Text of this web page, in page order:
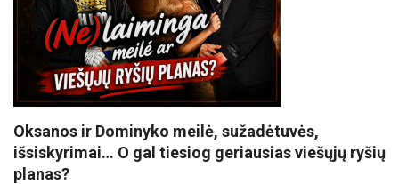
Oksanos ir Dominyko meilė, sužadėtuvės,
išsiskyrimai… O gal tiesiog geriausias viešųjų ryšių
planas?